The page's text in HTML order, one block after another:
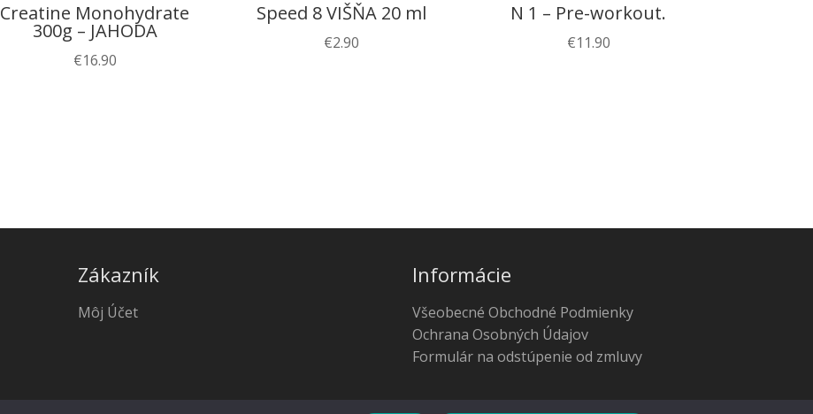
Creatine Monohydrate
300g – JAHODA
€16.90
Speed 8 VIŠŇA 20 ml
€2.90
N 1 – Pre-workout.
€11.90
Zákazník
Môj Účet
Informácie
Všeobecné Obchodné Podmienky
Ochrana Osobných Údajov
Formulár na odstúpenie od zmluvy